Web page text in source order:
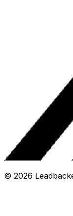
© 2026